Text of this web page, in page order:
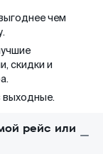
чем
скидки и
выходные.
рейс или